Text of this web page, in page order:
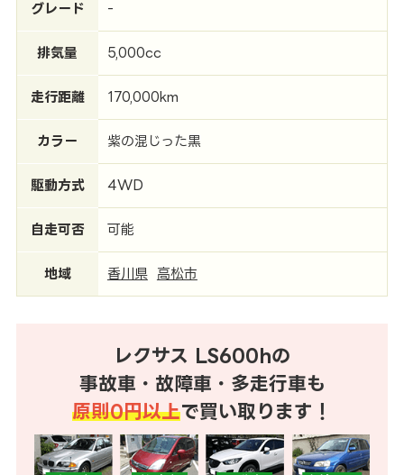
グレード -
排気量 5,000cc
走行距離 170,000km
カラー 紫の混じった黒
駆動方式 4WD
自走可否 可能
地域 香川県 高松市
レクサス LS600hの
事故車・故障車・多走行車も
原則0円以上で買い取ります！